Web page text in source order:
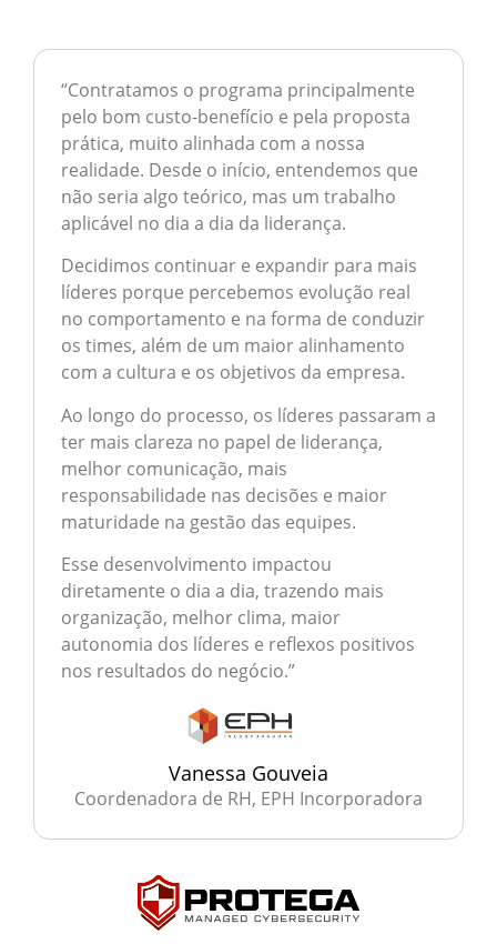
“Contratamos o programa principalmente
pelo bom custo-benefício e pela proposta
prática, muito alinhada com a nossa
realidade. Desde o início, entendemos que
não seria algo teórico, mas um trabalho
aplicável no dia a dia da liderança.
Decidimos continuar e expandir para mais
líderes porque percebemos evolução real
no comportamento e na forma de conduzir
os times, além de um maior alinhamento
com a cultura e os objetivos da empresa.
Ao longo do processo, os líderes passaram a
ter mais clareza no papel de liderança,
melhor comunicação, mais
responsabilidade nas decisões e maior
maturidade na gestão das equipes.
Esse desenvolvimento impactou
diretamente o dia a dia, trazendo mais
organização, melhor clima, maior
autonomia dos líderes e reflexos positivos
nos resultados do negócio.”
Vanessa Gouveia
Coordenadora de RH, EPH Incorporadora